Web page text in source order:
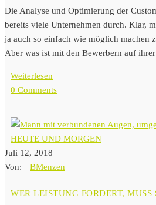
Die Analyse und Optimierung der
bereits viele Unternehmen durch. Klar,
ja auch so einfach wie möglich machen
Aber was ist mit den Bewerbern auf
Weiterlesen
0 Comments
Juli 12, 2018
Von:
BMenzen
WER LEISTUNG FORDERT,